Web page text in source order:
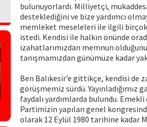
bulunuyorlardı. Milliyetçi,
desteklediğini ve bize yardımcı
memleket meseleleri ile ilgili birçok
istedi. Kendisi ile halkın önünde
izahatlarımızdan memnun
tanışmamızdan günümüze kadar
Ben Balıkesir’e gittikçe, kendisi de
görüşmemiz sürdü.
faydalı yardımlarda bulundu.
Partimizin yapılan genel
olarak 12 Eylül 1980 tarihine